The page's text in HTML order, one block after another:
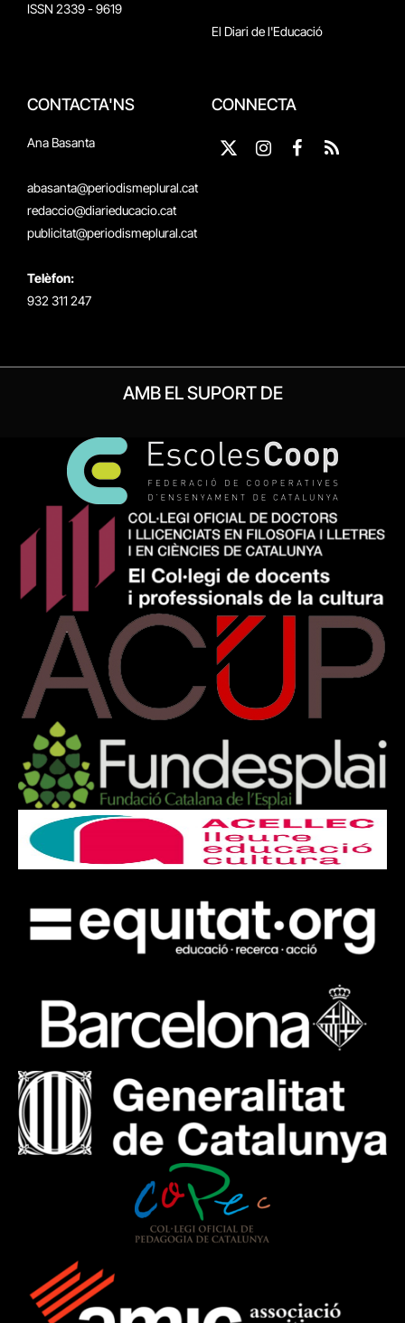
ISSN 2339 - 9619
El Diari de l'Educació
CONTACTA'NS
Ana Basanta
abasanta@periodismeplural.cat
redaccio@diarieducacio.cat
publicitat@periodismeplural.cat
Telèfon:
932 311 247
CONNECTA
X
Instagram
Facebook
RSS
AMB EL SUPORT DE